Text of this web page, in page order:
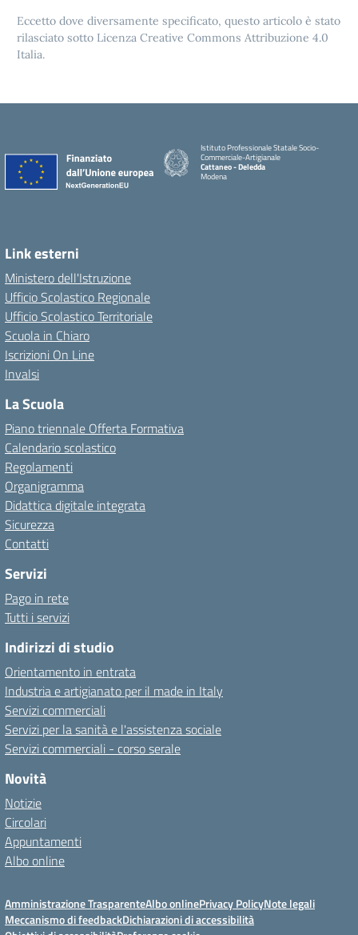
Eccetto dove diversamente specificato, questo articolo è stato
rilasciato sotto Licenza Creative Commons Attribuzione 4.0
Italia.
Istituto Professionale Statale Socio-
Commerciale-Artigianale
Cattaneo - Deledda
Modena
Link esterni
Ministero dell'Istruzione
Ufficio Scolastico Regionale
Ufficio Scolastico Territoriale
Scuola in Chiaro
Iscrizioni On Line
Invalsi
La Scuola
Piano triennale Offerta Formativa
Calendario scolastico
Regolamenti
Organigramma
Didattica digitale integrata
Sicurezza
Contatti
Servizi
Pago in rete
Tutti i servizi
Indirizzi di studio
Orientamento in entrata
Industria e artigianato per il made in Italy
Servizi commerciali
Servizi per la sanità e l'assistenza sociale
Servizi commerciali - corso serale
Novità
Notizie
Circolari
Appuntamenti
Albo online
Amministrazione TrasparenteAlbo onlinePrivacy PolicyNote legali
Meccanismo di feedbackDichiarazioni di accessibilità